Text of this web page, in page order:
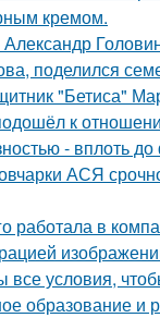
кремом.
поделился
"Бетиса"
к
- вплоть
АСЯ
работала в
все условия,
образование и